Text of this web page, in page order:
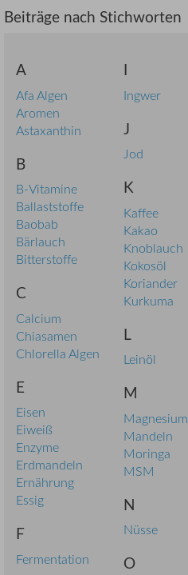
Beiträge nach Stichworten
A
Afa Algen
Aromen
Astaxanthin
B
B-Vitamine
Ballaststoffe
Baobab
Bärlauch
Bitterstoffe
C
Calcium
Chiasamen
Chlorella Algen
E
Eisen
Eiweiß
Enzyme
Erdmandeln
Ernährung
Essig
F
Fermentation
I
Ingwer
J
Jod
K
Kaffee
Kakao
Knoblauch
Kokosöl
Koriander
Kurkuma
L
Leinöl
M
Magnesium
Mandeln
Moringa
MSM
N
Nüsse
O